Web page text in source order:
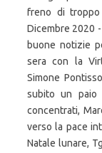
freno di
Dicembre 2020
buone notizie
sera con la
Simone
subito un
concentrati,
verso la pace
Natale lunare,